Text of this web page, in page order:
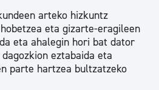
arteko hizkuntz
eta gizarte-eragileen
eta ahalegin hori bat dator
eztabaida eta
parte hartzea bultzatzeko